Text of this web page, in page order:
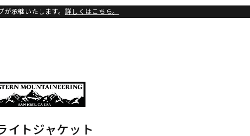
承継いたします。 詳しくはこちら。
イトジャケット